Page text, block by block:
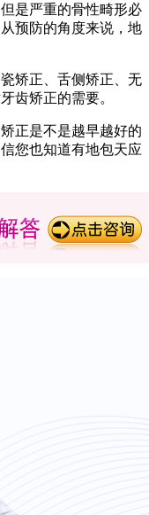
是严重的骨性畸形必
预防的角度来说，地
矫正、舌侧矫正、无
齿矫正的需要。
正是不是越早越好的
您也知道有地包天应